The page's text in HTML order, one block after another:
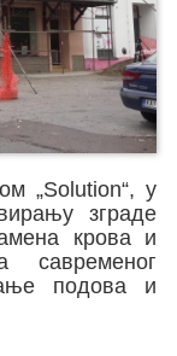
„Solution“, у
зграде
крова и
савременог
подова и